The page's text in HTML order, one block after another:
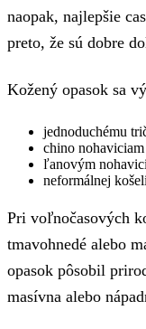
naopak, najlepšie
preto, že sú dobre
Kožený opasok sa
jednoduchému
chino
ľanovým
neformálnej
Pri voľnočasových
tmavohnedé alebo
opasok pôsobil
masívna alebo